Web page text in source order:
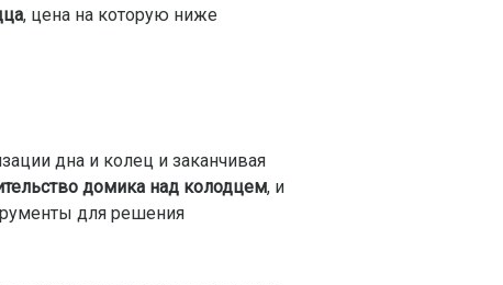
, цена на которую ниже
дна и колец и заканчивая
домика над колодцем, и
для решения